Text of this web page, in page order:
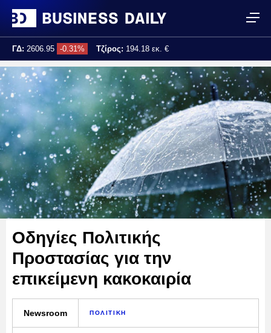
ΓΔ: 2606.95 -0.31% Τζίρος: 194.18 εκ. €
Τελ. ενημέρωση: 17:25:00
Οδηγίες Πολιτικής
Προστασίας για την
επικείμενη κακοκαιρία
Newsroom ΠΟΛΙΤΙΚΗ